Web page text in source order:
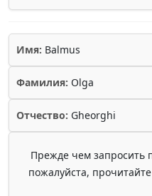
Имя: Balmus
Фамилия: Olga
Отчество: Gheorghi
Прежде чем запросить
пожалуйста, прочитайте